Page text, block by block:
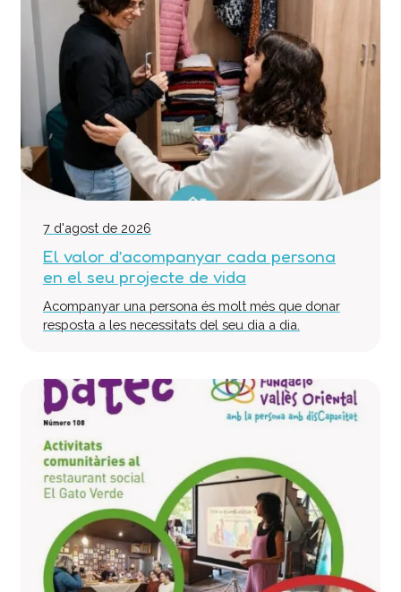
Manipulats Industrials
Jardineria
Neteja
Bugaderia
Càtering
Serveis Generals
Pràctiques i inserció laboral
Equip multidisciplinari de suport
Col·labora
Voluntaris
Donacions
Contacte
7 d'agost de 2026
El valor d’acompanyar cada persona
en el seu projecte de vida
Acompanyar una persona és molt més que donar
resposta a les necessitats del seu dia a dia.